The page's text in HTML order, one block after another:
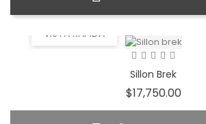
VISTA RÁPIDA
Sillon Brek
$17,750.00Precio